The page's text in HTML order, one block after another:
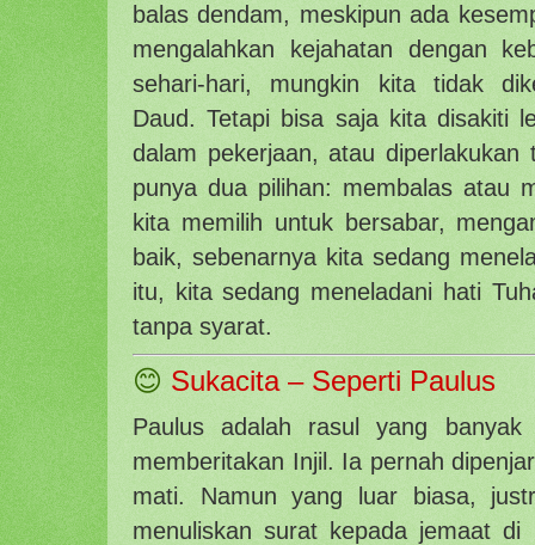
balas dendam, meskipun ada
mengalahkan kejahatan dengan
sehari-hari, mungkin kita tidak
Daud. Tetapi bisa saja kita disakiti
dalam pekerjaan, atau
punya dua pilihan: membalas atau
kita memilih untuk bersabar,
baik, sebenarnya kita sedang
itu, kita sedang meneladani hati
tanpa syarat.
😊 Sukacita – Seperti Paulus
Paulus adalah rasul yang banyak
memberitakan Injil. Ia pernah
mati. Namun yang luar biasa,
menuliskan surat kepada jemaat di